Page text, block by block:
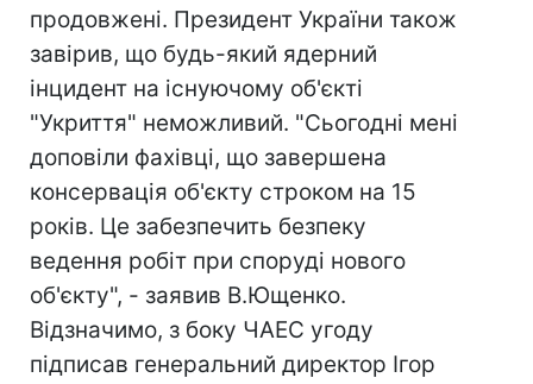
продовжені. Президент України також
завірив, що будь-який ядерний
інцидент на існуючому об'єкті
"Укриття" неможливий. "Сьогодні мені
доповіли фахівці, що завершена
консервація об'єкту строком на 15
років. Це забезпечить безпеку
ведення робіт при споруді нового
об'єкту", - заявив В.Ющенко.
Відзначимо, з боку ЧАЕС угоду
підписав генеральний директор Ігор